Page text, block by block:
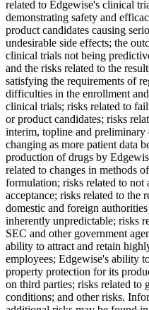
related to Edgewise's clinical
demonstrating safety and
product candidates causing
undesirable side effects; the
clinical trials not being
and the risks related to the
satisfying the requirements of
difficulties in the enrollment
clinical trials; risks related to
or product candidates; risks
interim, topline and
changing as more patient data
production of drugs by
related to changes in methods
formulation; risks related to not
acceptance; risks related to the
domestic and foreign
inherently unpredictable; risks
SEC and other government
ability to attract and retain
employees; Edgewise's ability
property protection for its
on third parties; risks related to
conditions; and other risks.